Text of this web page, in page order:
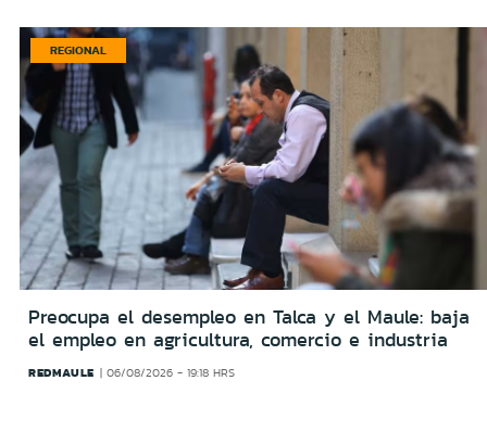
REGIONAL
Preocupa el desempleo en Talca y el Maule: baja
el empleo en agricultura, comercio e industria
REDMAULE 06/08/2026 - 19:18 HRS